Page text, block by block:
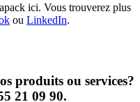
ici. Vous trouverez plus
ou LinkedIn.
produits ou services?
21 09 90.